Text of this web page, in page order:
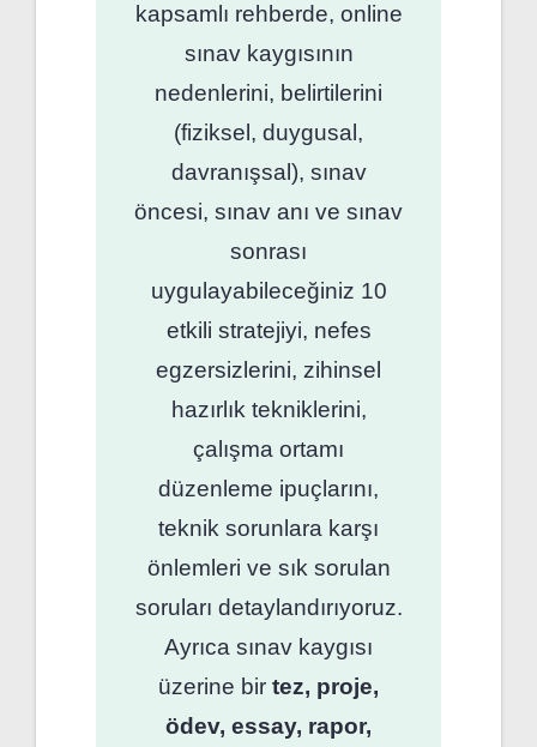
kapsamlı rehberde, online
sınav kaygısının
nedenlerini, belirtilerini
(fiziksel, duygusal,
davranışsal), sınav
öncesi, sınav anı ve sınav
sonrası
uygulayabileceğiniz 10
etkili stratejiyi, nefes
egzersizlerini, zihinsel
hazırlık tekniklerini,
çalışma ortamı
düzenleme ipuçlarını,
teknik sorunlara karşı
önlemleri ve sık sorulan
soruları detaylandırıyoruz.
Ayrıca sınav kaygısı
üzerine bir tez, proje,
ödev, essay, rapor,